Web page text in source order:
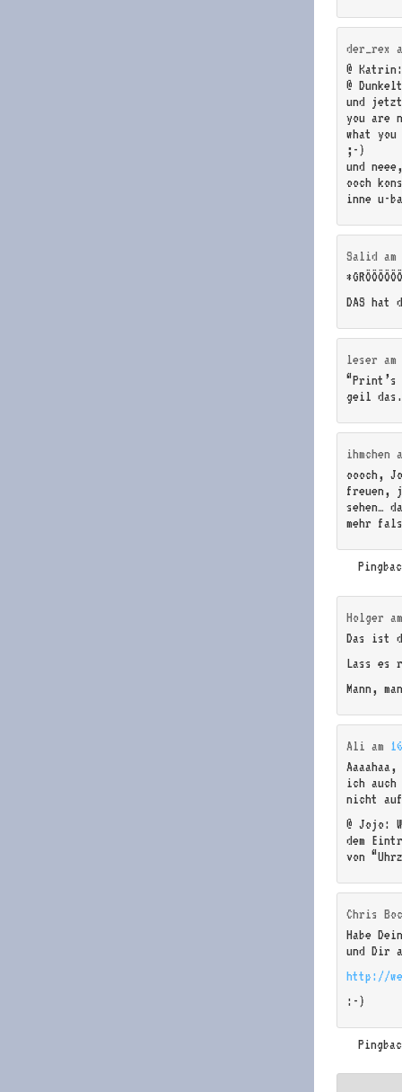
der_rex
@
@
und
you are
what you
;-)
und
ooch
inne u-
Salid am
DAS hat
leser am
geil das.
ihmchen
oooch,
freuen,
sehen…
mehr
Holger
Das ist
Lass es
Mann,
Ali am
ich
nicht
@ Jojo:
dem
von
Chris
Habe
und Dir
http://
:-)